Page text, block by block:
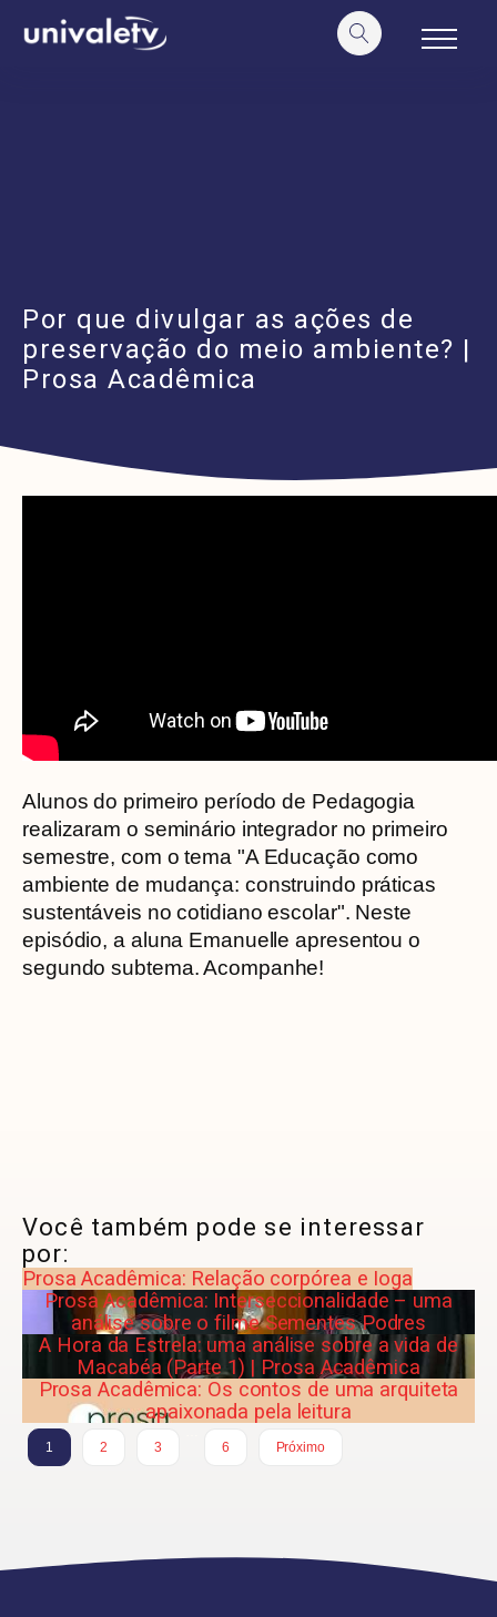
conteúdo
Por que divulgar as ações de
preservação do meio ambiente? |
Prosa Acadêmica
Alunos do primeiro período de Pedagogia
realizaram o seminário integrador no primeiro
semestre, com o tema "A Educação como
ambiente de mudança: construindo práticas
sustentáveis no cotidiano escolar". Neste
episódio, a aluna Emanuelle apresentou o
segundo subtema. Acompanhe!
Você também pode se interessar
por:
Prosa Acadêmica: Relação corpórea e Ioga
Prosa Acadêmica: Interseccionalidade – uma
análise sobre o filme Sementes Podres
A Hora da Estrela: uma análise sobre a vida de
Macabéa (Parte 1) | Prosa Acadêmica
Prosa Acadêmica: Os contos de uma arquiteta
apaixonada pela leitura
1 2 3
6
Próximo